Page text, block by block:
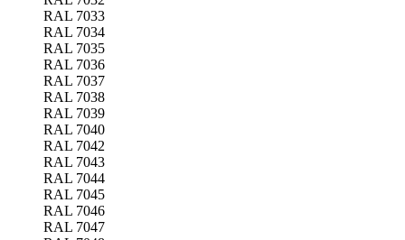
RAL 7033
RAL 7034
RAL 7035
RAL 7036
RAL 7037
RAL 7038
RAL 7039
RAL 7040
RAL 7042
RAL 7043
RAL 7044
RAL 7045
RAL 7046
RAL 7047